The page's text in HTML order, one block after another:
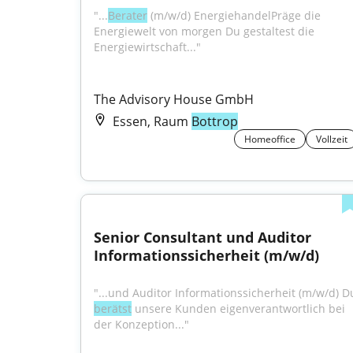
"...Berater (m/w/d) EnergiehandelPräge die
Energiewelt von morgen Du gestaltest die
Energiewirtschaft..."
The Advisory House GmbH
Essen, Raum Bottrop
Homeoffice Vollzeit
Senior Consultant und Auditor
Informationssicherheit (m/w/d)
berätst unsere Kunden eigenverantwortlich bei
der Konzeption..."